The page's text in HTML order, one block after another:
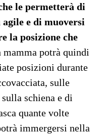
le permetterà di
e di muoversi
la posizione che
mamma potrà quindi
posizioni durante
sulle
schiena e di
quante volte
immergersi nella